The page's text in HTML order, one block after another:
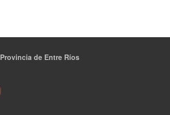
Provincia de Entre Ríos